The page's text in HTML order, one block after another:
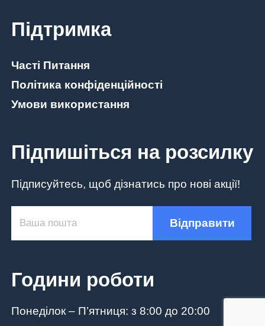
Підтримка
Часті Питання
Політика конфіденційності
Умови використання
Підпишіться на розсилку
Підписуйтесь, щоб дізнатись про нові акції!
Години роботи
Понеділок – П’ятниця: з 8:00 до 20:00